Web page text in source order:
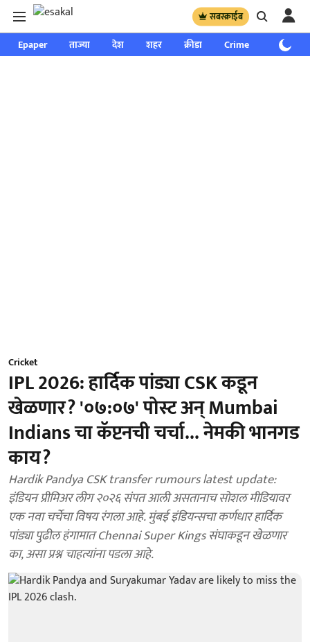
सबस्क्राईब
Epaper ताज्या देश शहर क्रीडा Crime साप्ताहिक
Cricket
IPL 2026: हार्दिक पांड्या CSK कडून
खेळणार? '०७:०७' पोस्ट अन् Mumbai
Indians चा कॅप्टनची चर्चा... नेमकी भानगड
काय?
Hardik Pandya CSK transfer rumours latest update:
इंडियन प्रीमिअर लीग २०२६ संपत आली असतानाच सोशल मीडियावर
एक नवा चर्चेचा विषय रंगला आहे. मुंबई इंडियन्सचा कर्णधार हार्दिक
पांड्या पुढील हंगामात Chennai Super Kings संघाकडून खेळणार
का, असा प्रश्न चाहत्यांना पडला आहे.